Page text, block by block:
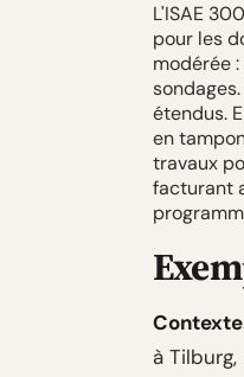
L'ISAE
pour les
modérée
étendus.
en
travaux
facturant
à